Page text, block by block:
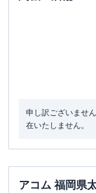
申し訳ございませ
在いたしません。
アコム 福岡県